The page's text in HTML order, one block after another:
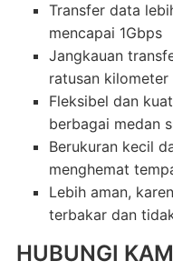
Transfer data
mencapai 1Gbps
Jangkauan
ratusan kilometer
Fleksibel dan
berbagai medan
Berukuran kecil
menghemat
Lebih aman,
terbakar dan
HUBUNGI